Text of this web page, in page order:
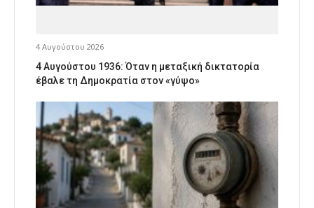
4 Αυγούστου 2026
4 Αυγούστου 1936: Όταν η μεταξική δικτατορία
έβαλε τη Δημοκρατία στον «γύψο»